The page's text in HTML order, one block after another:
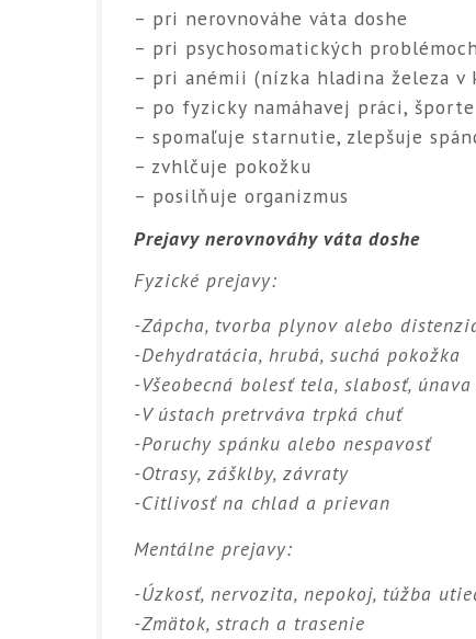
– pri nerovnováhe váta doshe
– pri psychosomatických problémoch
– pri anémii (nízka hladina železa v
– po fyzicky namáhavej práci, športe
– spomaľuje starnutie, zlepšuje
– zvhlčuje pokožku
– posilňuje organizmus
Prejavy nerovnováhy váta doshe
Fyzické prejavy:
-Zápcha, tvorba plynov alebo
-Dehydratácia, hrubá, suchá pokožka
-Všeobecná bolesť tela, slabosť,
-V ústach pretrváva trpká chuť
-Poruchy spánku alebo nespavosť
-Otrasy, zášklby, závraty
-Citlivosť na chlad a prievan
Mentálne prejavy:
-Úzkosť, nervozita, nepokoj, túžba
-Zmätok, strach a trasenie